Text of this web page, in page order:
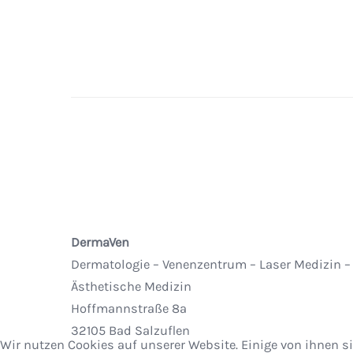
DermaVen
Dermatologie – Venenzentrum – Laser Medizin –
Ästhetische Medizin
Hoffmannstraße 8a
32105 Bad Salzuflen
Wir nutzen Cookies auf unserer Website. Einige von ihnen